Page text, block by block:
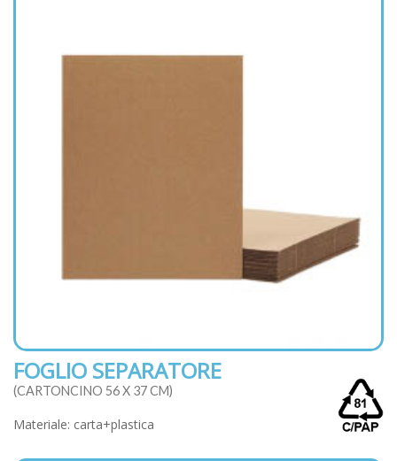
FOGLIO SEPARATORE
(CARTONCINO 56 X 37 CM)
Materiale: carta+plastica